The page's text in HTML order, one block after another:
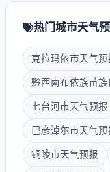
热门城市天气
克拉玛依市天气预
黔西南布依族苗
七台河市天气预报
巴彦淖尔市天气预
铜陵市天气预报